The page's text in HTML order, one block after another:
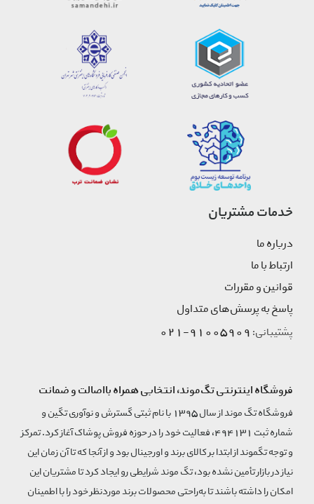
خدمات مشتریان
درباره ما
ارتباط با ما
قوانین و مقررات
پاسخ به پرسش‌های متداول
پشتیبانی:91005909-021
فروشگاه اینترنتی تگ‌موند، انتخابی همراه بااصالت و ضمانت
فروشگاه تگ موند از سال 1395 با نام ثبتی گسترش و نوآوری تگین و
شماره ثبت 494131، فعالیت خود را در حوزه فروش پوشاک آغاز کرد. تمرکز
و توجه تگموند از ابتدا بر کالای برند و اورجینال بود و از آنجا که تا آن زمان این
نیاز در بازار تأمین نشده بود، تگ موند شرایطی رو ایجاد کرد تا مشتریان این
امکان را داشته باشند تا به‌راحتی محصولات برند مورد‌نظر خود را با اطمینان